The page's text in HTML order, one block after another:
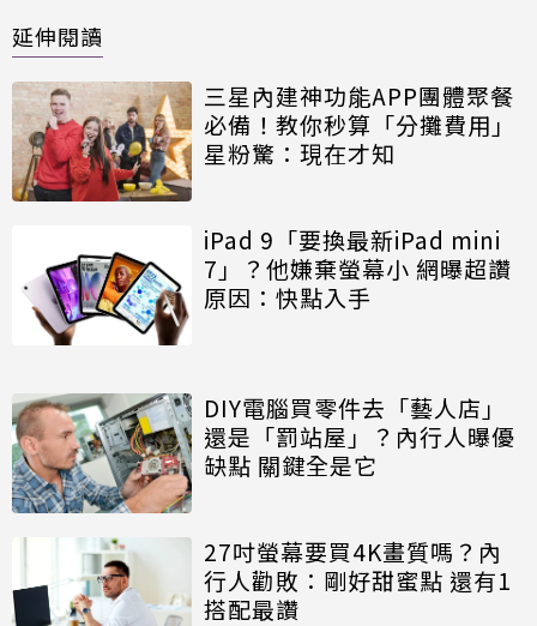
延伸閱讀
三星內建神功能APP團體聚餐
必備！教你秒算「分攤費用」
星粉驚：現在才知
iPad 9「要換最新iPad mini
7」？他嫌棄螢幕小 網曝超讚
原因：快點入手
DIY電腦買零件去「藝人店」
還是「罰站屋」？內行人曝優
缺點 關鍵全是它
27吋螢幕要買4K畫質嗎？內
行人勸敗：剛好甜蜜點 還有1
搭配最讚